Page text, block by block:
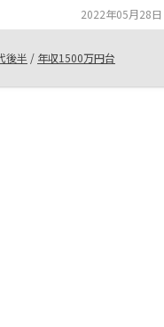
感じ今回申込を決めまし
打合せや、決定後のやり
いてのフォローUP体制も
かったと感じてます。
2022年05月28日
後半 / 年収1500万円台